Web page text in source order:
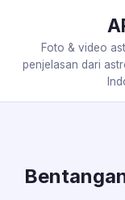
Foto & video
penjelasan dari